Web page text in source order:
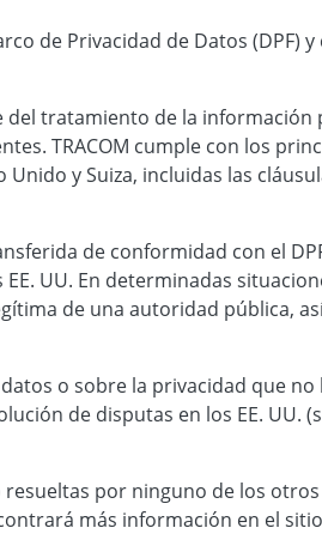
de Privacidad de Datos (DPF)
del tratamiento de la
TRACOM cumple con los
y Suiza, incluidas las
de conformidad con el
UU. En determinadas
de una autoridad pública,
o sobre la privacidad que
de disputas en los EE. UU.
por ninguno de los
más información en el